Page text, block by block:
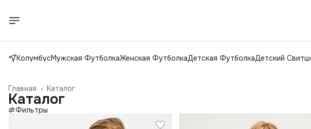
КолумбусМужская ФутболкаЖенская ФутболкаДетская ФутболкаДетский
Каталог
Главная ›
Каталог
Фильтры